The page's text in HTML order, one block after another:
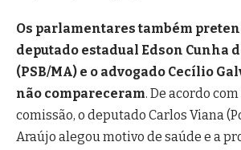
Os parlamentares também
deputado estadual Edson Cunha
(PSB/MA) e o advogado Cecílio
não compareceram. De acordo
comissão, o deputado Carlos Viana
Araújo alegou motivo de saúde e a